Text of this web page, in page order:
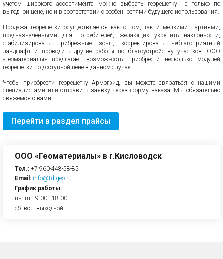
учетом широкого ассортимента можно выбрать георешетку не только по
выгодной цене, но и в соответствии с особенностями будущего использования.
Продажа георешетки осуществляется как оптом, так и мелкими партиями,
предназначенными для потребителей, желающих укрепить наклонности,
стабилизировать прибрежные зоны, корректировать неблагоприятный
ландшафт и проводить другие работы по благоустройству участков. ООО
«Геоматериалы» предлагает возможность приобрести несколько модулей
георешетки по доступной цене в данном случае.
Чтобы приобрести георешетку Армогрид, вы можете связаться с нашими
специалистами или отправить заявку через форму заказа. Мы обязательно
свяжемся с вами!
Перейти в раздел прайсы
ООО «Геоматериалы» в г.Кисловодск
Тел.: +7 960-448-58-85
Email: info@td-geo.ru
График работы:
пн.-пт.: 9.00 - 18.00
сб.-вс. - выходной